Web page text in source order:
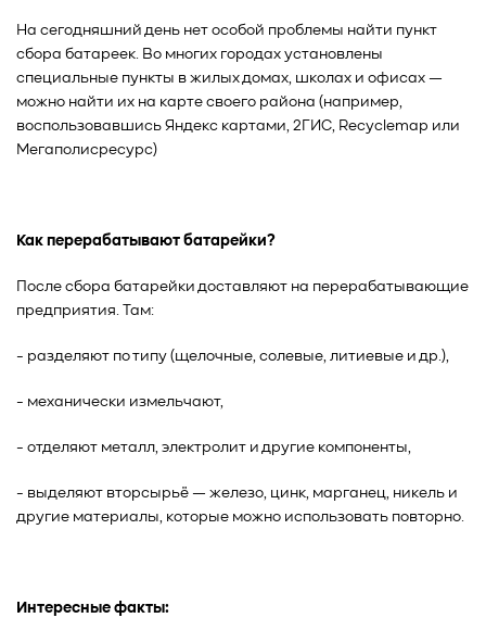
На сегодняшний день нет особой проблемы найти пункт
сбора батареек. Во многих городах установлены
специальные пункты в жилых домах, школах и офисах —
можно найти их на карте своего района (например,
воспользовавшись Яндекс картами, 2ГИС, Recyclemap или
Мегаполисресурс)
Как перерабатывают батарейки?
После сбора батарейки доставляют на перерабатывающие
предприятия. Там:
- разделяют по типу (щелочные, солевые, литиевые и др.),
- механически измельчают,
- отделяют металл, электролит и другие компоненты,
- выделяют вторсырьё — железо, цинк, марганец, никель и
другие материалы, которые можно использовать повторно.
Интересные факты: